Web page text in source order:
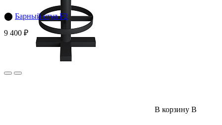
⬤ Барный стул F2
9 400 ₽
В корзину В